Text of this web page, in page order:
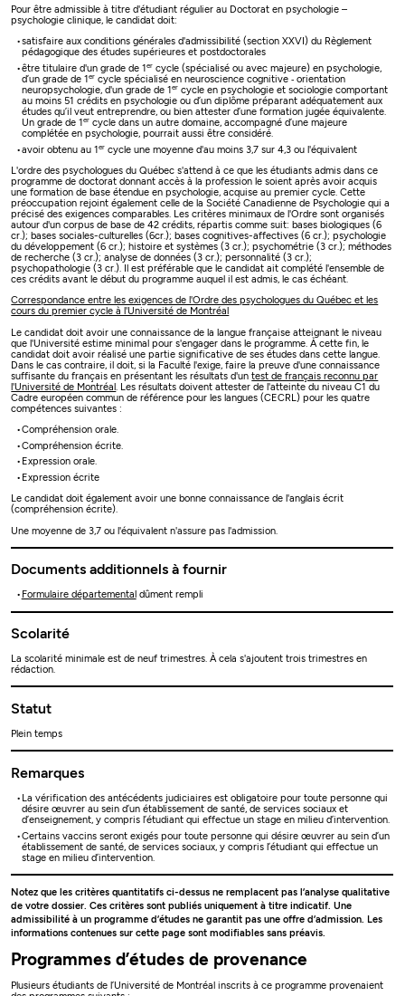
Pour être admissible à titre d'étudiant régulier au Doctorat en psychologie –
psychologie clinique, le candidat doit:
satisfaire aux conditions générales d'admissibilité (section XXVI) du Règlement
pédagogique des études supérieures et postdoctorales
être titulaire d'un grade de 1ercycle (spécialisé ou avec majeure) en psychologie,
d’un grade de 1ercycle spécialisé en neuroscience cognitive ‐ orientation
neuropsychologie, d'un grade de 1ercycle en psychologie et sociologie comportant
au moins 51 crédits en psychologie ou d’un diplôme préparant adéquatement aux
études qu’il veut entreprendre, ou bien attester d’une formation jugée équivalente.
Un grade de 1ercycle dans un autre domaine, accompagné d’une majeure
complétée en psychologie, pourrait aussi être considéré.
avoir obtenu au 1ercycle une moyenne d'au moins 3,7 sur 4,3 ou l'équivalent
L'ordre des psychologues du Québec s'attend à ce que les étudiants admis dans ce
programme de doctorat donnant accès à la profession le soient après avoir acquis
une formation de base étendue en psychologie, acquise au premier cycle. Cette
préoccupation rejoint également celle de la Société Canadienne de Psychologie qui a
précisé des exigences comparables. Les critères minimaux de l'Ordre sont organisés
autour d'un corpus de base de 42 crédits, répartis comme suit: bases biologiques (6
cr.); bases sociales-culturelles (6cr.); bases cognitives-affectives (6 cr.); psychologie
du développement (6 cr.); histoire et systèmes (3 cr.); psychométrie (3 cr.); méthodes
de recherche (3 cr.); analyse de données (3 cr.); personnalité (3 cr.);
psychopathologie (3 cr.). Il est préférable que le candidat ait complété l'ensemble de
ces crédits avant le début du programme auquel il est admis, le cas échéant.
Correspondance entre les exigences de l'Ordre des psychologues du Québec et les
cours du premier cycle à l'Université de Montréal
Le candidat doit avoir une connaissance de la langue française atteignant le niveau
que l'Université estime minimal pour s'engager dans le programme. À cette fin, le
candidat doit avoir réalisé une partie significative de ses études dans cette langue.
Dans le cas contraire, il doit, si la Faculté l'exige, faire la preuve d'une connaissance
suffisante du français en présentant les résultats d'untest de français reconnu par
l'Université de Montréal . Les résultats doivent attester de l'atteinte du niveau C1 du
Cadre européen commun de référence pour les langues (CECRL) pour les quatre
compétences suivantes :
Compréhension orale.
Compréhension écrite.
Expression orale.
Expression écrite
Le candidat doit également avoir une bonne connaissance de l'anglais écrit
(compréhension écrite).
Une moyenne de 3,7 ou l'équivalent n'assure pas l'admission.
Documents additionnels à fournir
Formulaire départemental dûment rempli
Scolarité
La scolarité minimale est de neuf trimestres. À cela s'ajoutent trois trimestres en
rédaction.
Statut
Plein temps
Remarques
La vérification des antécédents judiciaires est obligatoire pour toute personne qui
désire œuvrer au sein d’un établissement de santé, de services sociaux et
d’enseignement, y compris l’étudiant qui effectue un stage en milieu d’intervention.
Certains vaccins seront exigés pour toute personne qui désire œuvrer au sein d’un
établissement de santé, de services sociaux, y compris l’étudiant qui effectue un
stage en milieu d’intervention.
Notez que les critères quantitatifs ci-dessus ne remplacent pas l’analyse qualitative
de votre dossier. Ces critères sont publiés uniquement à titre indicatif. Une
admissibilité à un programme d’études ne garantit pas une offre d’admission. Les
informations contenues sur cette page sont modifiables sans préavis.
Programmes d’études de provenance
Plusieurs étudiants de l’Université de Montréal inscrits à ce programme provenaient